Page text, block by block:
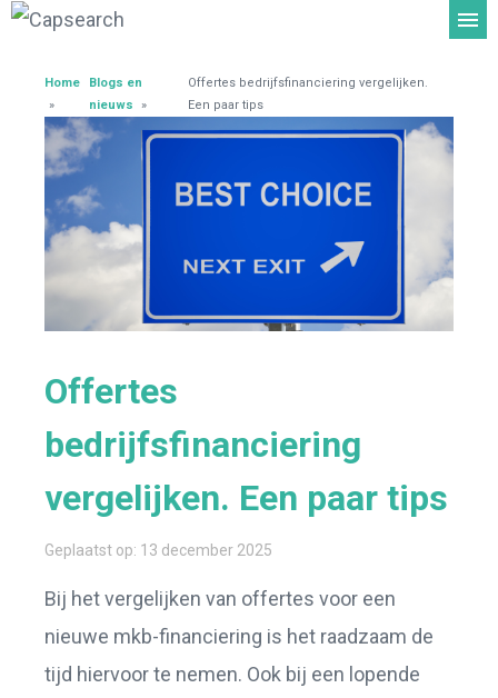
Home
»
Blogs en
nieuws
»
Offertes bedrijfsfinanciering vergelijken.
Een paar tips
Offertes
bedrijfsfinanciering
vergelijken. Een paar tips
Geplaatst op: 13 december 2025
Bij het vergelijken van offertes voor een
nieuwe mkb-financiering is het raadzaam de
tijd hiervoor te nemen. Ook bij een lopende